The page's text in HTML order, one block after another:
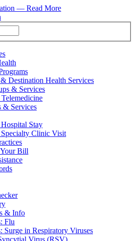
— Read More
Destination Health Services
& Services
& Services
Stay
Specialty Clinic Visit
Bill
& Info
Flu
Surge in Respiratory Viruses
Virus (RSV)